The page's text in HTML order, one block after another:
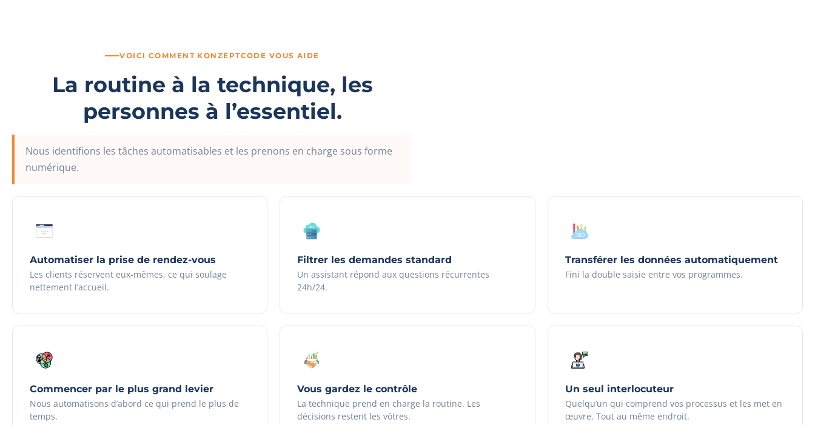
VOICI COMMENT KONZEPTCODE VOUS AIDE
La routine à la technique, les
personnes à l’essentiel.
Nous identifions les tâches automatisables et les prenons en charge sous forme
numérique.
Automatiser la prise de rendez-vous
Les clients réservent eux-mêmes, ce qui soulage
nettement l’accueil.
Filtrer les demandes standard
Un assistant répond aux questions récurrentes
24h/24.
Transférer les données automatiquement
Fini la double saisie entre vos programmes.
Commencer par le plus grand levier
Nous automatisons d’abord ce qui prend le plus de
temps.
Vous gardez le contrôle
La technique prend en charge la routine. Les
décisions restent les vôtres.
Un seul interlocuteur
Quelqu’un qui comprend vos processus et les met en
œuvre. Tout au même endroit.